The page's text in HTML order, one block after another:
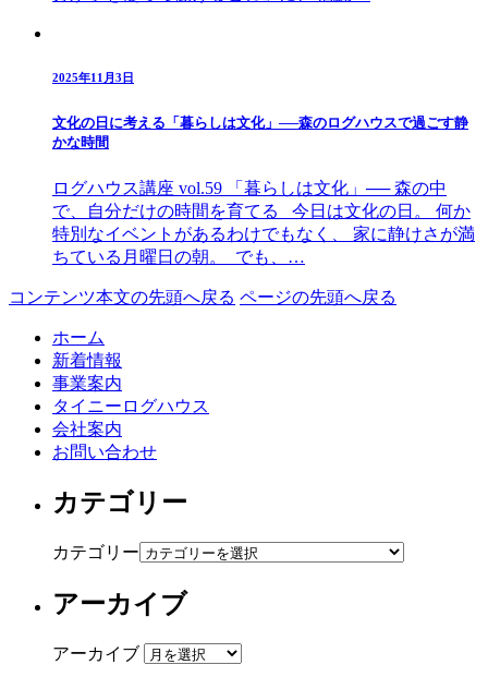
2025年11月3日
文化の日に考える「暮らしは文化」──森のログハウスで過ごす静
かな時間
ログハウス講座 vol.59 「暮らしは文化」── 森の中
で、自分だけの時間を育てる 今日は文化の日。 何か
特別なイベントがあるわけでもなく、 家に静けさが満
ちている月曜日の朝。 でも、…
コンテンツ本文の先頭へ戻る ページの先頭へ戻る
ホーム
新着情報
事業案内
タイニーログハウス
会社案内
お問い合わせ
カテゴリー
カテゴリー
アーカイブ
アーカイブ